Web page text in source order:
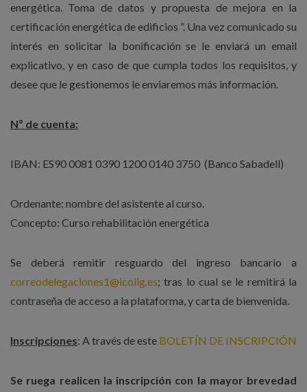
energética. Toma de datos y propuesta de mejora en la
certificación energética de edificios ”. Una vez comunicado su
interés en solicitar la bonificación se le enviará un email
explicativo, y en caso de que cumpla todos los requisitos, y
desee que le gestionemos le enviaremos más información.
Nº de cuenta:
IBAN: ES90 0081 0390 1200 0140 3750 (Banco Sabadell)
Ordenante: nombre del asistente al curso.
Concepto: Curso rehabilitación energética
Se deberá remitir resguardo del ingreso bancario a
correodelegaciones1@icoiig.es; tras lo cual se le remitirá la
contraseña de acceso a la plataforma, y carta de bienvenida.
Inscripciones: A través de este BOLETÍN DE INSCRIPCIÓN
Se ruega realicen la inscripción con la mayor brevedad